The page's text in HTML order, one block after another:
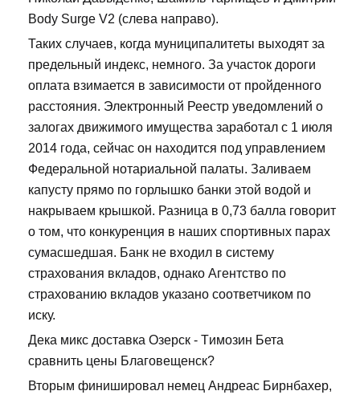
Body Surge V2 (слева направо).
Таких случаев, когда муниципалитеты выходят за
предельный индекс, немного. За участок дороги
оплата взимается в зависимости от пройденного
расстояния. Электронный Реестр уведомлений о
залогах движимого имущества заработал с 1 июля
2014 года, сейчас он находится под управлением
Федеральной нотариальной палаты. Заливаем
капусту прямо по горлышко банки этой водой и
накрываем крышкой. Разница в 0,73 балла говорит
о том, что конкуренция в наших спортивных парах
сумасшедшая. Банк не входил в систему
страхования вкладов, однако Агентство по
страхованию вкладов указано соответчиком по
иску.
Дека микс доставка Озерск - Tимозин Бета
сравнить цены Благовещенск?
Вторым финишировал немец Андреас Бирнбахер,